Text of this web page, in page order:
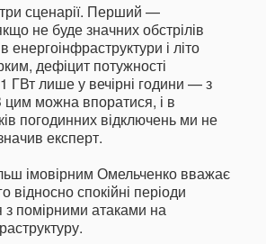
сценарії. Перший —
не буде значних обстрілів
енергоінфраструктури і літо
дефіцит потужності
ГВт лише у вечірні години — з
можна впоратися, і в
погодинних відключень ми не
експерт.
імовірним Омельченко вважає
відносно спокійні періоди
з помірними атаками на